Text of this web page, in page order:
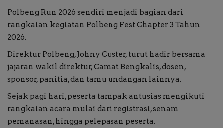
Polbeng Run 2026 sendiri menjadi bagian dari
rangkaian kegiatan Polbeng Fest Chapter 3 Tahun
2026.
Direktur Polbeng, Johny Custer, turut hadir bersama
jajaran wakil direktur, Camat Bengkalis, dosen,
sponsor, panitia, dan tamu undangan lainnya.
Sejak pagi hari, peserta tampak antusias mengikuti
rangkaian acara mulai dari registrasi, senam
pemanasan, hingga pelepasan peserta.